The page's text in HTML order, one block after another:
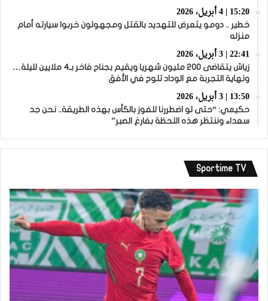
15:20 | 4 أبريل، 2026
خطير .. دومو يتعرض للتهديد بالقتل ومجهولون خربوا سيارته أمام
منزله
22:41 | 3 أبريل، 2026
زياش يتقاضى 200 مليون شهريا ويقيم بجناح فاخر بـ4 ملايين لليلة…
ونهاية التجربة مع الوداد تلوح في الأفق
13:50 | 3 أبريل، 2026
حكيمي: “حتى لو اضطررنا للفوز بالكأس بهذه الطريقة.. نحن جد
سعداء وننتظر هذه اللحظة بفارغ الصبر”
Sportime TV